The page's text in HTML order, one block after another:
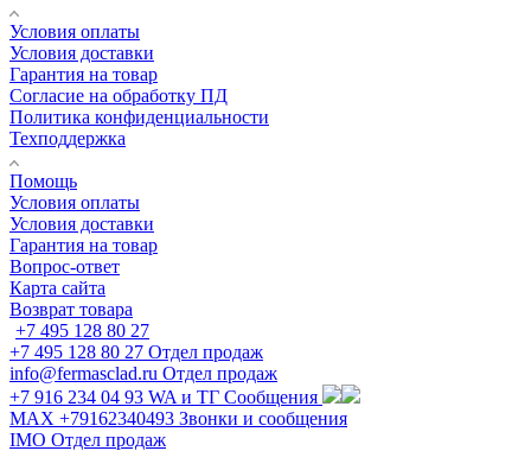
Условия оплаты
Условия доставки
Гарантия на товар
Согласие на обработку ПД
Политика конфиденциальности
Техподдержка
Помощь
Условия оплаты
Условия доставки
Гарантия на товар
Вопрос-ответ
Карта сайта
Возврат товара
+7 495 128 80 27
+7 495 128 80 27 Отдел продаж
info@fermasclad.ru Отдел продаж
+7 916 234 04 93 WA и ТГ Сообщения
MAX +79162340493 Звонки и сообщения
IMO Отдел продаж